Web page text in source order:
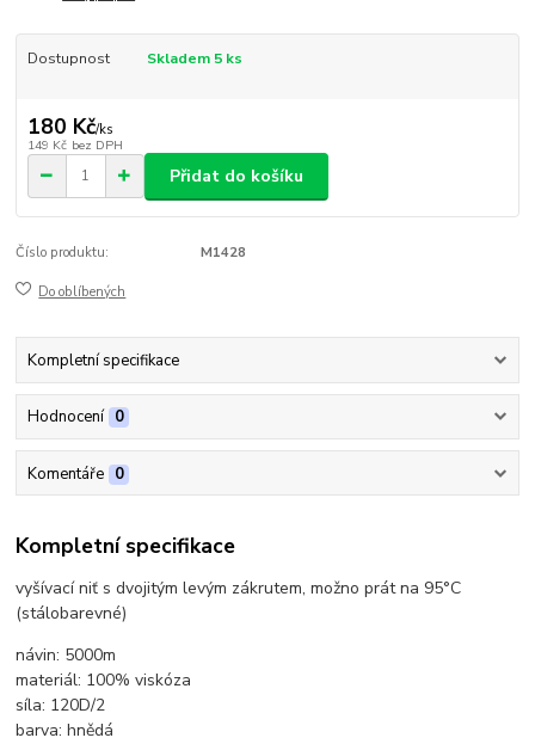
Dostupnost Skladem 5 ks
180 Kč/ks
149 Kč bez DPH
Přidat do košíku
Číslo produktu: M1428
Do oblíbených
Kompletní specifikace
Hodnocení 0
Komentáře 0
Kompletní specifikace
vyšívací niť s dvojitým levým zákrutem, možno prát na 95°C
(stálobarevné)
návin: 5000m
materiál: 100% viskóza
síla: 120D/2
barva: hnědá